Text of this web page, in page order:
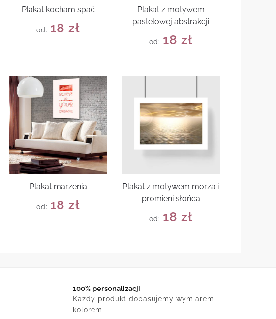
Plakat kocham spać
od: 18zł
Plakat z motywem
pastelowej abstrakcji
od: 18zł
Plakat marzenia
od: 18zł
Plakat z motywem morza i
promieni słońca
od: 18zł
100% personalizacji
Każdy produkt dopasujemy wymiarem i
kolorem